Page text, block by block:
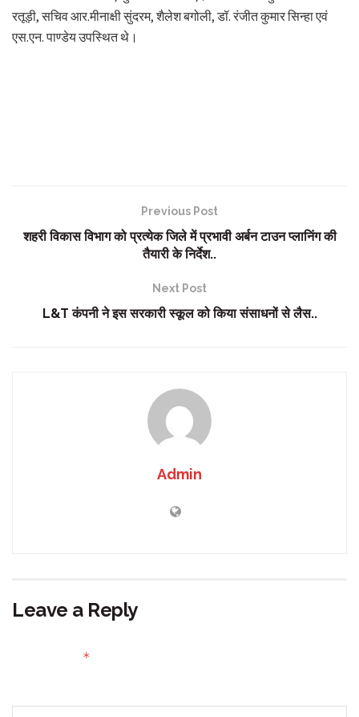
रतूड़ी, सचिव आर.मीनाक्षी सुंदरम, शैलेश बगोली, डॉ. रंजीत कुमार सिन्हा एवं
एस.एन. पाण्डेय उपस्थित थे।
Previous Post
शहरी विकास विभाग को प्रत्येक जिले में प्रभावी अर्बन टाउन प्लानिंग की
तैयारी के निर्देश..
Next Post
L&T कंपनी ने इस सरकारी स्कूल को किया संसाधनों से लैस..
Admin
Leave a Reply
*